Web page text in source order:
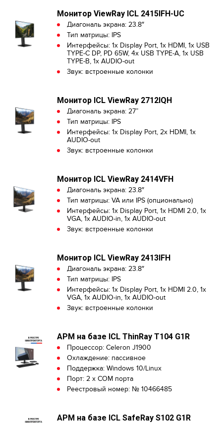
Монитор ViewRay ICL 2415IFH-UC
Диагональ экрана: 23.8″
Тип матрицы: IPS
Интерфейсы: 1x Display Port, 1x HDMI, 1x USB
TYPE-C DP, PD 65W, 4x USB TYPE-A, 1x USB
TYPE-B, 1x AUDIO-out
Звук: встроенные колонки
Монитор ICL ViewRay 2712IQH
Диагональ экрана: 27”
Тип матрицы: IPS
Интерфейсы: 1x Display Port, 2х HDMI, 1x
AUDIO-out
Звук: встроенные колонки
Монитор ICL ViewRay 2414VFH
Диагональ экрана: 23.8″
Тип матрицы: VA или IPS (опционально)
Интерфейсы: 1x Display Port, 1x HDMI 2.0, 1x
VGA, 1x AUDIO-in, 1x AUDIO-out
Звук: встроенные колонки
Монитор ICL ViewRay 2413IFH
Диагональ экрана: 23.8″
Тип матрицы: IPS
Интерфейсы: 1x Display Port, 1x HDMI 2.0, 1x
VGA, 1x AUDIO-in, 1x AUDIO-out
Звук: встроенные колонки
АРМ на базе ICL ThinRay T104 G1R
Процессор: Celeron J1900
Охлаждение: пассивное
Поддержка: Windows 10/Linux
Порт: 2 х COM порта
Реестровый номер: № 10466485
АРМ на базе ICL SafeRay S102 G1R